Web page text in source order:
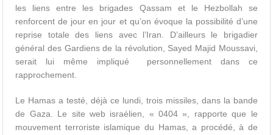
les liens entre les brigades Qassam et le Hezbollah se
renforcent de jour en jour et qu’on évoque la possibilité d’une
reprise totale des liens avec l’Iran. D’ailleurs le brigadier
général des Gardiens de la révolution, Sayed Majid Moussavi,
serait lui même impliqué personnellement dans ce
rapprochement.
Le Hamas a testé, déjà ce lundi, trois missiles, dans la bande
de Gaza. Le site web israélien, « 0404 », rapporte que le
mouvement terroriste islamique du Hamas, a procédé, à de